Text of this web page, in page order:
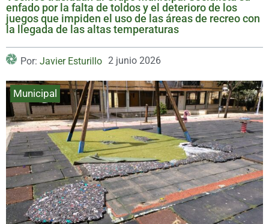
enfado por la falta de toldos y el deterioro de los
juegos que impiden el uso de las áreas de recreo con
la llegada de las altas temperaturas
Por: Javier Esturillo 2 junio 2026
Municipal